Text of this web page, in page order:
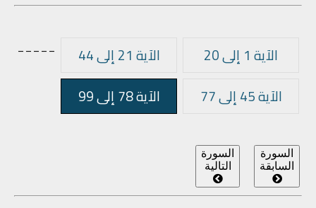
الآية 1 إلى 20
الآية 21 إلى 44
الآية 45 إلى 77
الآية 78 إلى 99
_____
السورة
السابقة
السورة
التالية